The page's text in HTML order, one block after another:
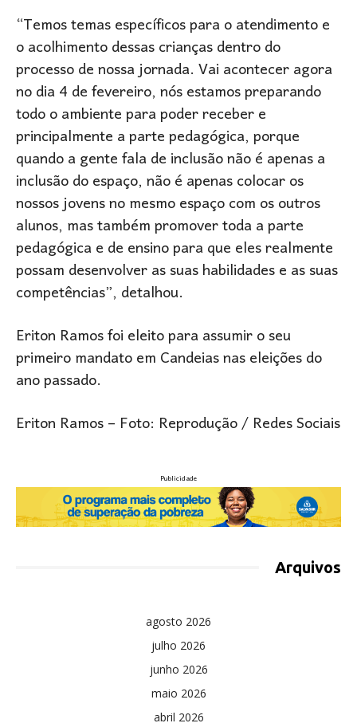
“Temos temas específicos para o atendimento e
o acolhimento dessas crianças dentro do
processo de nossa jornada. Vai acontecer agora
no dia 4 de fevereiro, nós estamos preparando
todo o ambiente para poder receber e
principalmente a parte pedagógica, porque
quando a gente fala de inclusão não é apenas a
inclusão do espaço, não é apenas colocar os
nossos jovens no mesmo espaço com os outros
alunos, mas também promover toda a parte
pedagógica e de ensino para que eles realmente
possam desenvolver as suas habilidades e as suas
competências”, detalhou.
Eriton Ramos foi eleito para assumir o seu
primeiro mandato em Candeias nas eleições do
ano passado.
Eriton Ramos –Foto: Reprodução / Redes Sociais
Publicidade
Arquivos
agosto 2026
julho 2026
junho 2026
maio 2026
abril 2026